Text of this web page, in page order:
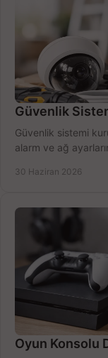
Güvenlik
Güvenlik sistemi
alarm ve ağ
30 Haziran 2026
Oyun Konsolu